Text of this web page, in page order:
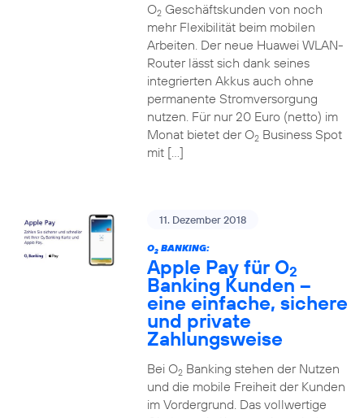
O2Geschäftskunden von noch
mehr Flexibilität beim mobilen
Arbeiten. Der neue Huawei WLAN-
Router lässt sich dank seines
integrierten Akkus auch ohne
permanente Stromversorgung
nutzen. Für nur 20 Euro (netto) im
Monat bietet der O2Business Spot
mit […]
11. Dezember 2018
O2BANKING:
Apple Pay für O2
Banking Kunden –
eine einfache, sichere
und private
Zahlungsweise
Bei O2Banking stehen der Nutzen
und die mobile Freiheit der Kunden
im Vordergrund. Das vollwertige